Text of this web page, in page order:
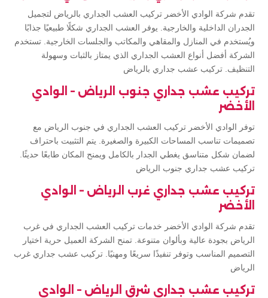
تقدم شركة الوادي الأخضر تركيب العشب الجداري بالرياض لتجميل
الجدران الداخلية والخارجية. يوفر العشب الجداري شكلًا طبيعيًا جذابًا
ويُستخدم في المنازل والمقاهي والمكاتب والجلسات الخارجية. تستخدم
الشركة أفضل أنواع العشب الجداري الذي يمتاز بالثبات وسهولة
التنظيف. تركيب عشب جداري بالرياض
تركيب عشب جداري جنوب الرياض – الوادي
الأخضر
توفر الوادي الأخضر تركيب العشب الجداري في جنوب الرياض مع
تصميمات تناسب المساحات الكبيرة والصغيرة. يتم التثبيت باحتراف
لضمان شكل متناسق يغطي الجدار بالكامل ويمنح المكان طابعًا حديثًا.
تركيب عشب جداري جنوب الرياض
تركيب عشب جداري غرب الرياض – الوادي
الأخضر
تقدم شركة الوادي الأخضر خدمات تركيب العشب الجداري في غرب
الرياض بجودة عالية وبألوان متنوعة. تمنح الشركة العميل حرية اختيار
التصميم المناسب وتوفر تنفيذًا سريعًا ومهنيًا. تركيب عشب جداري غرب
الرياض
تركيب عشب جداري شرق الرياض – الوادي